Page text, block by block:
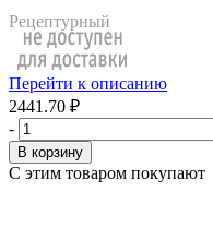
Рецептурный
Перейти к описанию
2441.70 ₽
-
В корзину
С этим товаром покупают